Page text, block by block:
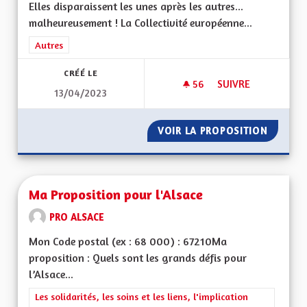
Elles disparaissent les unes après les autres...
malheureusement ! La Collectivité européenne...
Filtrer les résultats de la catégorie : Autres
Autres
CRÉÉ LE
13/04/2023
56 56 ABONNÉS
SUIVRE
VOIR LA PROPOSITION
Ma Proposition pour l'Alsace
PRO ALSACE
Mon Code postal (ex : 68 000) : 67210Ma
proposition : Quels sont les grands défis pour
l’Alsace...
Filtrer les résultats de la catégorie : Les solidarités, les soins
Les solidarités, les soins et les liens, l'implication